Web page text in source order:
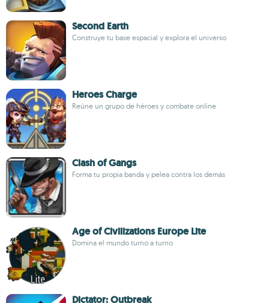
Second Earth
Construye tu base espacial y explora el universo
Heroes Charge
Reúne un grupo de héroes y combate online
Clash of Gangs
Forma tu propia banda y pelea contra los demás
Age of Civilizations Europe Lite
Domina el mundo turno a turno
Dictator: Outbreak